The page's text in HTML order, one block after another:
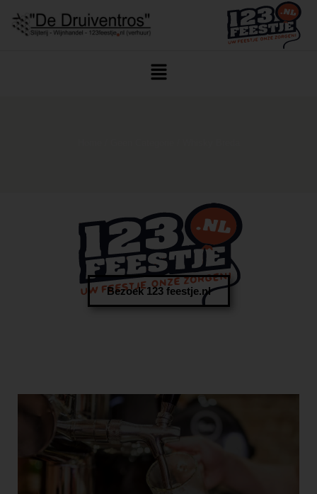
Bezoek 123 feestje.nl